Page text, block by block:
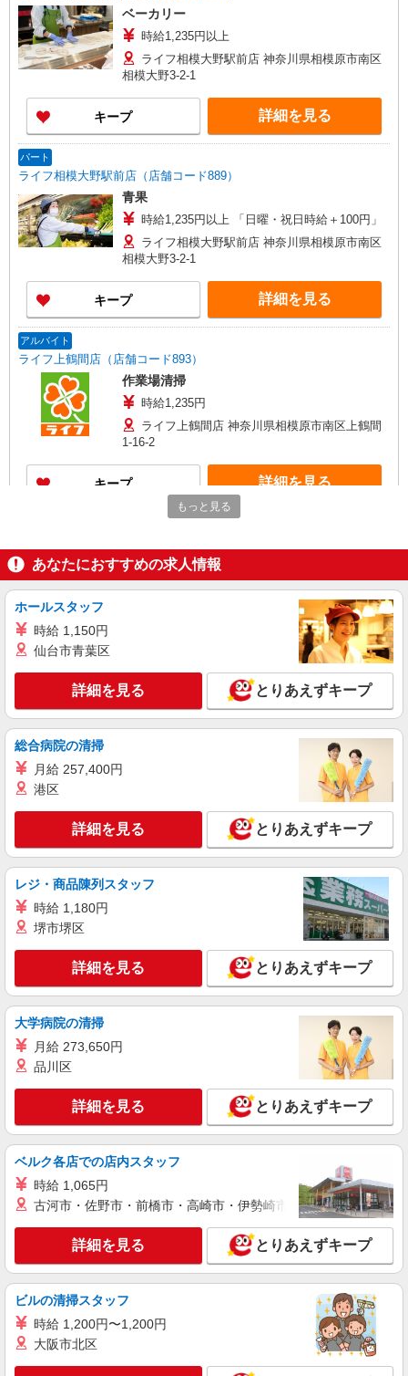
ベーカリー
時給1,235円以上
ライフ相模大野駅前店 神奈川県相模原市南区
相模大野3-2-1
キープ 詳細を見る
パート
ライフ相模大野駅前店（店舗コード889）
青果
時給1,235円以上 「日曜・祝日時給＋100円」
ライフ相模大野駅前店 神奈川県相模原市南区
相模大野3-2-1
キープ 詳細を見る
アルバイト
ライフ上鶴間店（店舗コード893）
作業場清掃
時給1,235円
ライフ上鶴間店 神奈川県相模原市南区上鶴間
1-16-2
キープ 詳細を見る
精肉
時給1,235円 日曜・祝日は時給＋100円！
ライフ相模原若松店 神奈川県相模原市南区若
詳細を見る
アルバイト
ライフ相模大野駅前店（店舗コード889）
ライフ相模大野駅前店 神奈川県相模原市南区
相模大野3-2-1
キープ 詳細を見る
アルバイト
ライフ上鶴間店（店舗コード893）
（早朝）荷受け・商品陳列
時給1,400円
ライフ上鶴間店 神奈川県相模原市南区上鶴間
1-16-2
キープ 詳細を見る
パート
ライフminanoba相模原店（店舗コード678）
惣菜
時給1,235円以上 日曜祝日 時給1,300円以上 17
時以降 時給1,300円以上 20時以降 時給1,400円以
ライフminanoba相模原店 神奈川県相模原市南
区南台3-1-30 minanoba相模原1階
キープ 詳細を見る
ライフ上鶴間店（店舗コード893）
レジ
もっと見る
あなたにおすすめの求人情報
ホールスタッフ
時給 1,150円
仙台市青葉区
詳細を見る とりあえずキープ
総合病院の清掃
月給 257,400円
港区
詳細を見る とりあえずキープ
レジ・商品陳列スタッフ
時給 1,180円
堺市堺区
詳細を見る とりあえずキープ
大学病院の清掃
月給 273,650円
品川区
詳細を見る とりあえずキープ
ベルク各店での店内スタッフ
時給 1,065円
古河市・佐野市・前橋市・高崎市・伊勢崎市・太田市・館林市
詳細を見る とりあえずキープ
ビルの清掃スタッフ
時給 1,200円〜1,200円
大阪市北区